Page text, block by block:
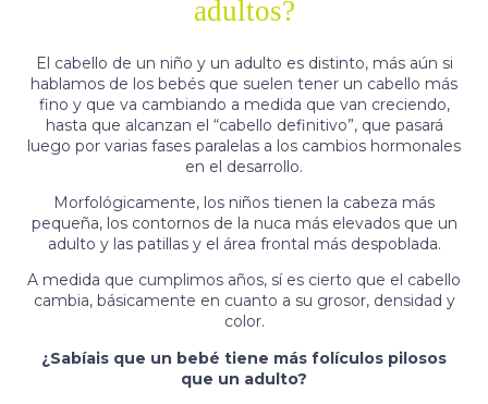
adultos?
El cabello de un niño y un adulto es distinto, más aún si
hablamos de los bebés que suelen tener un cabello más
fino y que va cambiando a medida que van creciendo,
hasta que alcanzan el “cabello definitivo”, que pasará
luego por varias fases paralelas a los cambios hormonales
en el desarrollo.
Morfológicamente, los niños tienen la cabeza más
pequeña, los contornos de la nuca más elevados que un
adulto y las patillas y el área frontal más despoblada.
A medida que cumplimos años, sí es cierto que el cabello
cambia, básicamente en cuanto a su grosor, densidad y
color.
¿Sabíais que un bebé tiene más folículos pilosos
que un adulto?